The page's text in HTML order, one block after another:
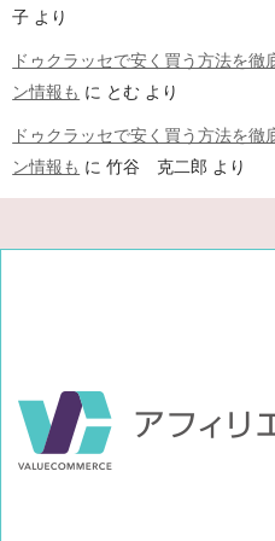
子 より
ドゥクラッセで安く買う方法を徹
ン情報も に とむ より
ドゥクラッセで安く買う方法を徹
ン情報も に竹谷 克二郎 より